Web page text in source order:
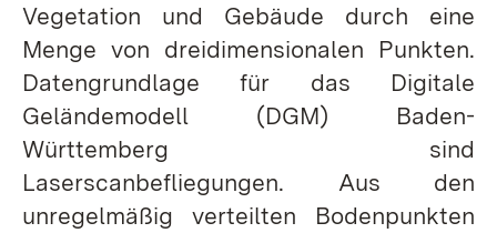
Vegetation und Gebäude durch eine
Menge von dreidimensionalen Punkten.
Datengrundlage für das Digitale
Geländemodell (DGM) Baden-
Württemberg sind
Laserscanbefliegungen. Aus den
unregelmäßig verteilten Bodenpunkten